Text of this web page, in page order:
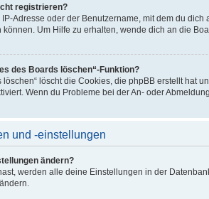
registrieren?
Adresse oder der Benutzername, mit dem du
können. Um Hilfe zu erhalten, wende dich an die
des Boards löschen“-Funktion?
löschen“ löscht die Cookies, die phpBB erstellt hat
Wenn du Probleme bei der An- oder
und -einstellungen
ändern?
werden alle deine Einstellungen in der